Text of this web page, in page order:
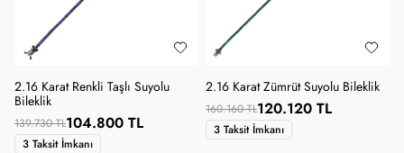
2.16 Karat Renkli Taşlı Suyolu
Bileklik
139.730 TL104.800 TL
3 Taksit İmkanı
2.16 Karat Zümrüt Suyolu Bileklik
160.160 TL120.120 TL
3 Taksit İmkanı